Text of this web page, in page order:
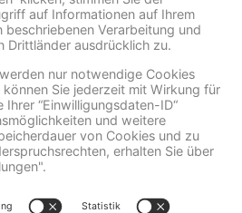
Social Plugins, um
Dieser Service kann
Aktivitäten sammeln. Bitte
durch und stimmen Sie
des Service zu, um diese
anzuzeigen.
Informationen
Akzeptieren